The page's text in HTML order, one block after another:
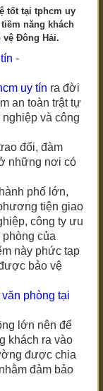
tốt tại tphcm uy
năng khách
Đông Hải.
-
uy tín ra đời
an toàn trật tự
và công
đổi, đàm
những nơi có
phố lớn,
tiện giao
công ty ưu
của
này phức tạp
bảo vệ
văn phòng tại
lớn nên để
khách ra vào
được chia
đảm bảo